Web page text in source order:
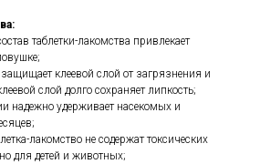
таблетки-лакомства привлекает
клеевой слой от загрязнения и
слой долго сохраняет липкость;
надежно удерживает насекомых и
лакомство не содержат токсических
для детей и животных;